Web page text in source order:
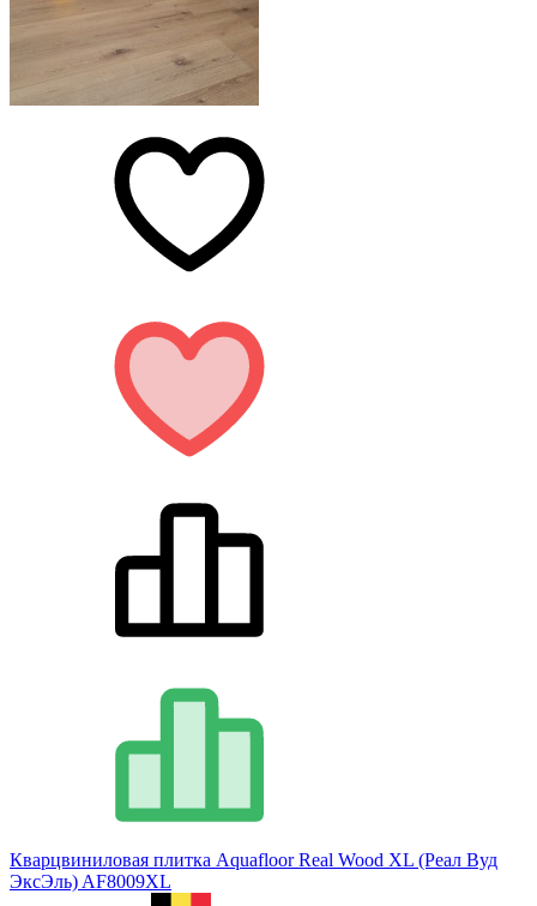
Кварцвиниловая плитка Aquafloor Real Wood XL (Реал Вуд
ЭксЭль) AF8009XL